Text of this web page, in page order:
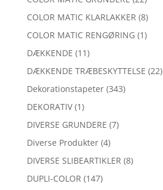
COLOR MATIC KLARLAKKER (8)
COLOR MATIC RENGØRING (1)
DÆKKENDE (11)
DÆKKENDE TRÆBESKYTTELSE (22)
Dekorationstapeter (343)
DEKORATIV (1)
DIVERSE GRUNDERE (7)
Diverse Produkter (4)
DIVERSE SLIBEARTIKLER (8)
DUPLI-COLOR (147)